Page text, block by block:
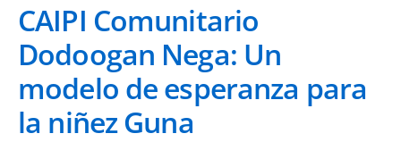
CAIPI Comunitario
Dodoogan Nega: Un
modelo de esperanza para
la niñez Guna